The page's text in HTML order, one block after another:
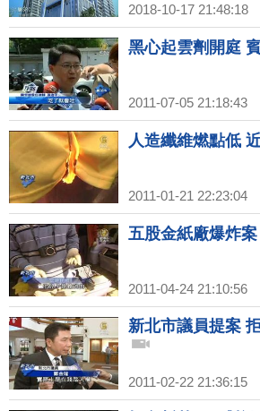
2018-10-17 21:48:18
黑心起雲劑開庭
2011-07-05 21:18:43
人造纖維燃點低
2011-01-21 22:23:04
五股金紙廠爆炸
2011-04-24 21:10:56
新北市議員提案
2011-02-22 21:36:15